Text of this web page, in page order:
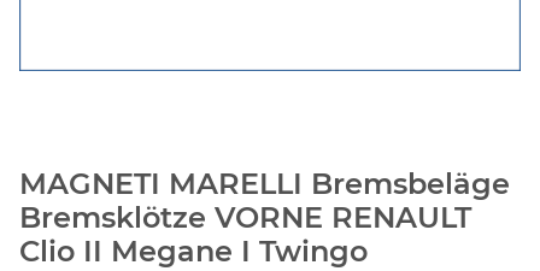
MAGNETI MARELLI Bremsbeläge
Bremsklötze VORNE RENAULT
Clio II Megane I Twingo